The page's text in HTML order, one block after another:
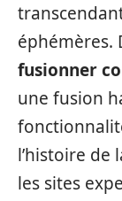
éphémères.
fusionner
une fusion
l’histoire de
les sites